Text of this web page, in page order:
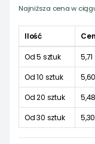
Najniższa cena w
Ilość
Od 5 sztuk 5,71
Od 10 sztuk
Od 20 sztuk
Od 30 sztuk
5,30